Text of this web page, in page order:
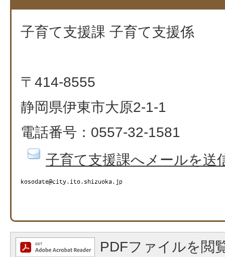
子育て支援課 子育て支援係
〒414-8555
静岡県伊東市大原2-1-1
電話番号：0557-32-1581
子育て支援課へメールを送
PDFファイルを閲